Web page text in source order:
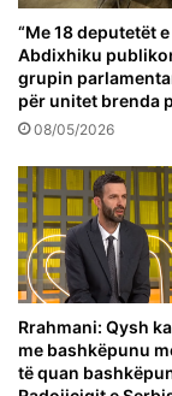
“Me 18 deputetët e
Abdixhiku
grupin
për unitet brenda
08/05/2026
Rrahmani: Qysh
me bashkëpunu
të quan